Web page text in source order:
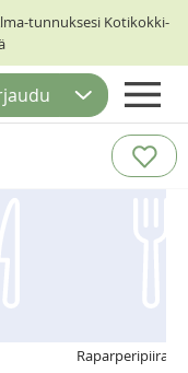
tunnuksesi Kotikokki-